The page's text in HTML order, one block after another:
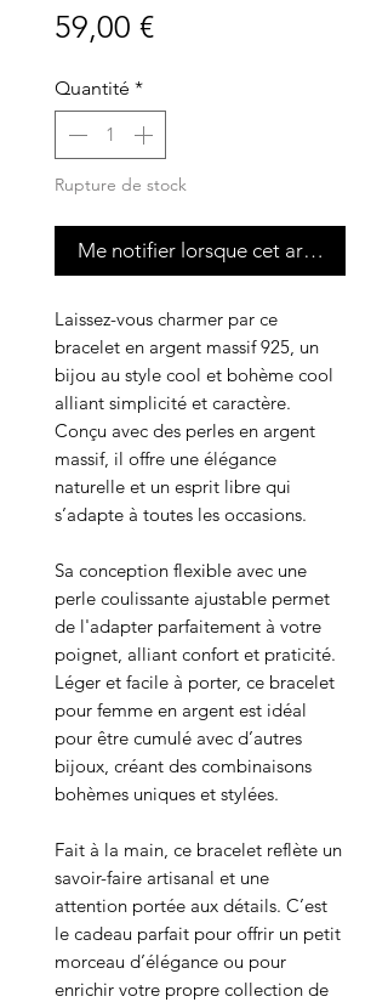
59,00 €Prix
Quantité *
Rupture de stock
Me notifier lorsque cet article est
Laissez-vous charmer par ce
bracelet en argent massif 925, un
bijou au style cool et bohème cool
alliant simplicité et caractère.
Conçu avec des perles en argent
massif, il offre une élégance
naturelle et un esprit libre qui
s’adapte à toutes les occasions.
Sa conception flexible avec une
perle coulissante ajustable permet
de l'adapter parfaitement à votre
poignet, alliant confort et praticité.
Léger et facile à porter, ce bracelet
pour femme en argent est idéal
pour être cumulé avec d’autres
bijoux, créant des combinaisons
bohèmes uniques et stylées.
Fait à la main, ce bracelet reflète un
savoir-faire artisanal et une
attention portée aux détails. C’est
le cadeau parfait pour offrir un petit
morceau d’élégance ou pour
enrichir votre propre collection de